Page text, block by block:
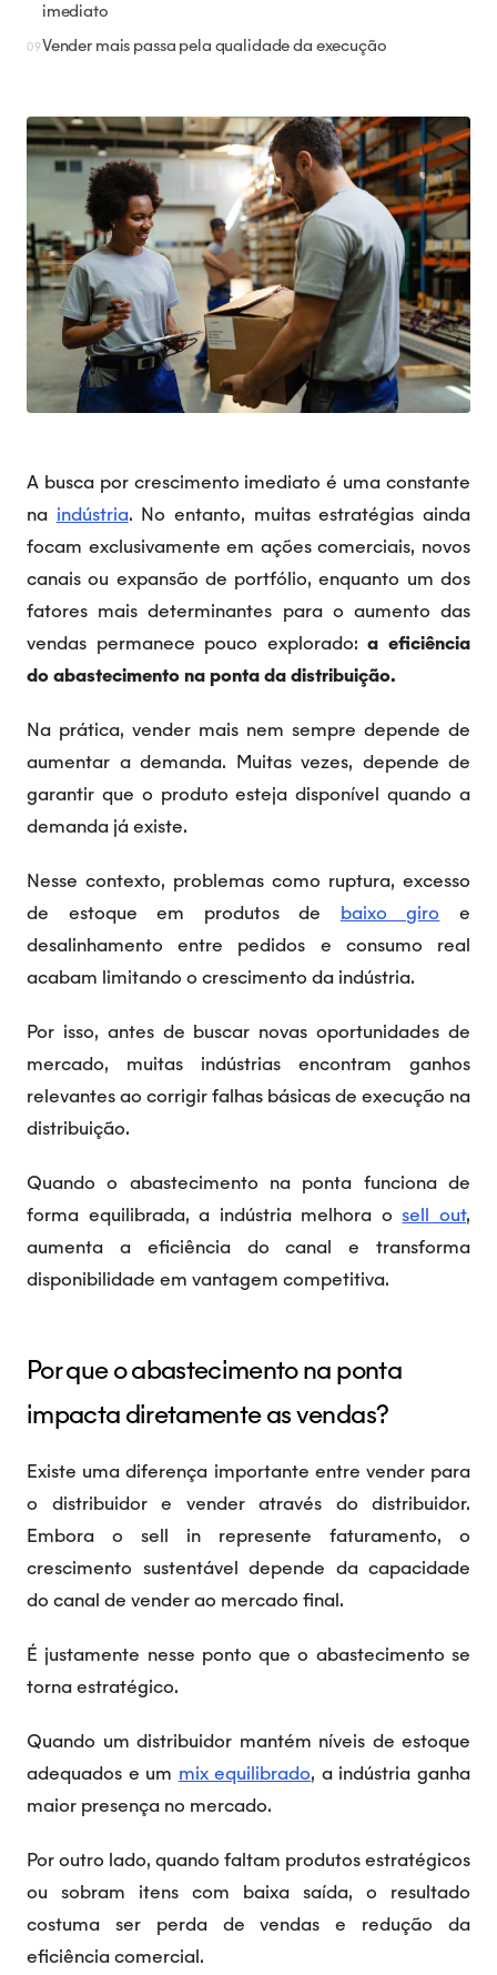
imediato
Vender mais passa pela qualidade da execução
A busca por crescimento imediato é uma constante
na indústria. No entanto, muitas estratégias ainda
focam exclusivamente em ações comerciais, novos
canais ou expansão de portfólio, enquanto um dos
fatores mais determinantes para o aumento das
vendas permanece pouco explorado:a eficiência
do abastecimento na ponta da distribuição.
Na prática, vender mais nem sempre depende de
aumentar a demanda. Muitas vezes, depende de
garantir que o produto esteja disponível quando a
demanda já existe.
Nesse contexto, problemas como ruptura, excesso
de estoque em produtos de baixo giro e
desalinhamento entre pedidos e consumo real
acabam limitando o crescimento da indústria.
Por isso, antes de buscar novas oportunidades de
mercado, muitas indústrias encontram ganhos
relevantes ao corrigir falhas básicas de execução na
distribuição.
Quando o abastecimento na ponta funciona de
forma equilibrada, a indústria melhora osell out,
aumenta a eficiência do canal e transforma
disponibilidade em vantagem competitiva.
Por que o abastecimento na ponta
impacta diretamente as vendas?
Existe uma diferença importante entre vender para
o distribuidor e vender através do distribuidor.
Embora o sell in represente faturamento, o
crescimento sustentável depende da capacidade
do canal de vender ao mercado final.
É justamente nesse ponto que o abastecimento se
torna estratégico.
Quando um distribuidor mantém níveis de estoque
adequados e um mix equilibrado, a indústria ganha
maior presença no mercado.
Por outro lado, quando faltam produtos estratégicos
ou sobram itens com baixa saída, o resultado
costuma ser perda de vendas e redução da
eficiência comercial.